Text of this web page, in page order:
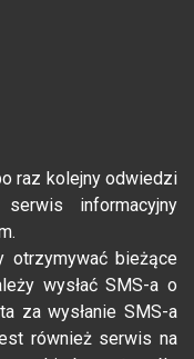
raz kolejny odwiedzi
informacyjny
otrzymywać bieżące
wysłać SMS-a o
za wysłanie SMS-a
również serwis na